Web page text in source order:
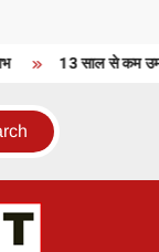
13 साल से कम